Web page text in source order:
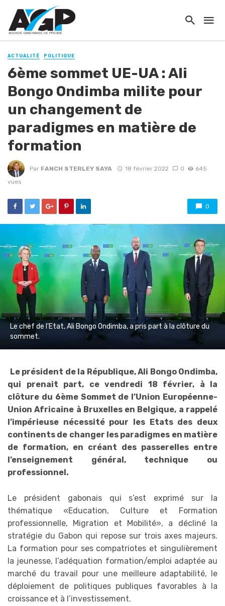
ACTUALITÉ POLITIQUE
6ème sommet UE-UA : Ali
Bongo Ondimba milite pour
un changement de
paradigmes en matière de
formation
Par FANCH STERLEY SAYA 18 février 2022 0
645
vues
0
Le chef de l'Etat, Ali Bongo Ondimba, a pris part à la clôture du
sommet.
Le président de la République, Ali Bongo Ondimba,
qui prenait part, ce vendredi 18 février, à la
clôture du 6ème Sommet de l’Union Européenne-
Union Africaine à Bruxelles en Belgique, a rappelé
l’impérieuse nécessité pour les Etats des deux
continents de changer les paradigmes en matière
de formation, en créant des passerelles entre
l’enseignement général, technique ou
professionnel.
Le président gabonais qui s’est exprimé sur la
thématique «Education, Culture et Formation
professionnelle, Migration et Mobilité», a décliné la
stratégie du Gabon qui repose sur trois axes majeurs.
La formation pour ses compatriotes et singulièrement
la jeunesse, l’adéquation formation/emploi adaptée au
marché du travail pour une meilleure adaptabilité, le
déploiement de politiques publiques favorables à la
croissance et à l’investissement.